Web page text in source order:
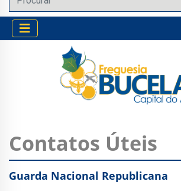
Contatos Úteis
Guarda Nacional Republicana